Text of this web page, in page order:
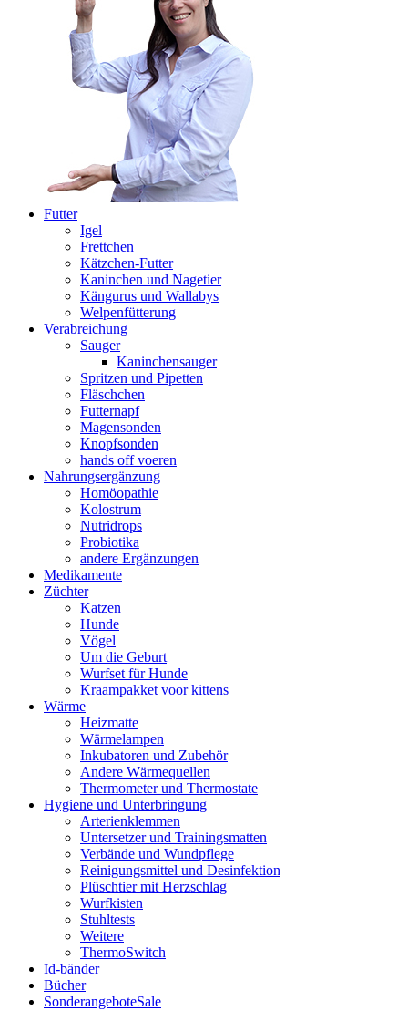
Futter
Igel
Frettchen
Kätzchen-Futter
Kaninchen und Nagetier
Kängurus und Wallabys
Welpenfütterung
Verabreichung
Sauger
Kaninchensauger
Spritzen und Pipetten
Fläschchen
Futternapf
Magensonden
Knopfsonden
hands off voeren
Nahrungsergänzung
Homöopathie
Kolostrum
Nutridrops
Probiotika
andere Ergänzungen
Medikamente
Züchter
Katzen
Hunde
Vögel
Um die Geburt
Wurfset für Hunde
Kraampakket voor kittens
Wärme
Heizmatte
Wärmelampen
Inkubatoren und Zubehör
Andere Wärmequellen
Thermometer und Thermostate
Hygiene und Unterbringung
Arterienklemmen
Untersetzer und Trainingsmatten
Verbände und Wundpflege
Reinigungsmittel und Desinfektion
Plüschtier mit Herzschlag
Wurfkisten
Stuhltests
Weitere
ThermoSwitch
Id-bänder
Bücher
SonderangeboteSale